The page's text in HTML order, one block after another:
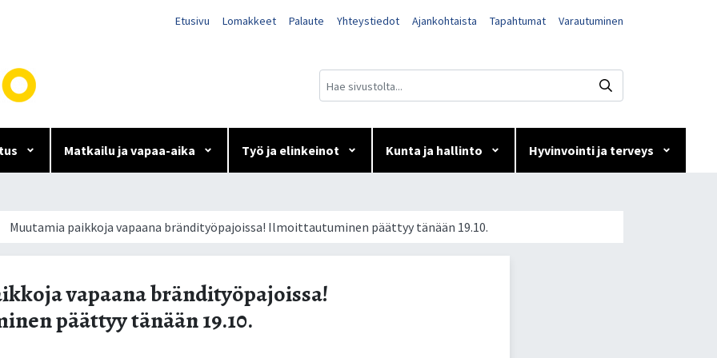
Etusivu Lomakkeet Palaute Yhteystiedot Ajankohtaista Tapahtumat Varautuminen
Matkailu ja vapaa-aika Työ ja elinkeinot Kunta ja hallinto Hyvinvointi ja terveys
brändityöpajoissa! Ilmoittautuminen
Muutamia paikkoja vapaana brändityöpajoissa! Ilmoittautuminen päättyy tänään 19.10.
vapaana brändityöpajoissa!
päättyy tänään 19.10.